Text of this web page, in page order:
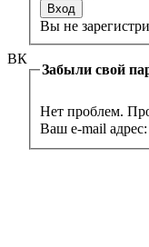
ВК
Забыли свой
Нет проблем.
Ваш e-mail адрес: